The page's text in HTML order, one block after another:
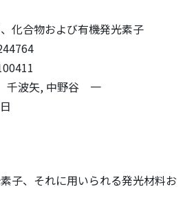
化合物および有機発光素子
波矢, 中野谷 一
子、それに用いられる発光材料お